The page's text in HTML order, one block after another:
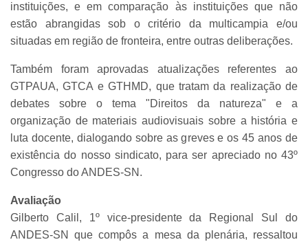
instituições, e em comparação às instituições que não
estão abrangidas sob o critério da multicampia e/ou
situadas em região de fronteira, entre outras deliberações.
Também foram aprovadas atualizações referentes ao
GTPAUA, GTCA e GTHMD, que tratam da realização de
debates sobre o tema "Direitos da natureza" e a
organização de materiais audiovisuais sobre a história e
luta docente, dialogando sobre as greves e os 45 anos de
existência do nosso sindicato, para ser apreciado no 43º
Congresso do ANDES-SN.
Avaliação
Gilberto Calil, 1º vice-presidente da Regional Sul do
ANDES-SN que compôs a mesa da plenária, ressaltou